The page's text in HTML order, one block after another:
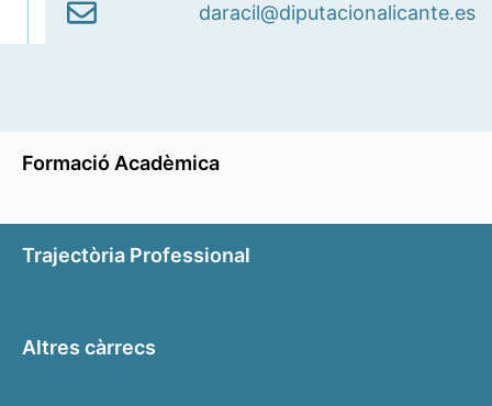
daracil@diputacionalicante.es
Formació Acadèmica
Trajectòria Professional
Altres càrrecs